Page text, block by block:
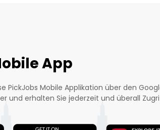
App
PickJobs Mobile Applikation über den
und erhalten Sie jederzeit und überall